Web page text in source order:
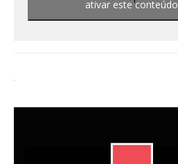
ativar este conteúdo